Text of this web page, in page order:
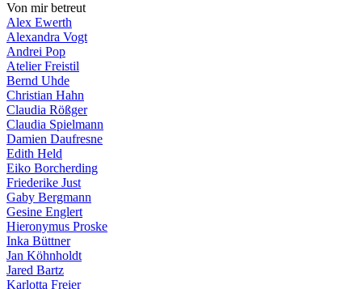
Von mir betreut
Alex Ewerth
Alexandra Vogt
Andrei Pop
Atelier Freistil
Bernd Uhde
Christian Hahn
Claudia Rößger
Claudia Spielmann
Damien Daufresne
Edith Held
Eiko Borcherding
Friederike Just
Gaby Bergmann
Gesine Englert
Hieronymus Proske
Inka Büttner
Jan Köhnholdt
Jared Bartz
Karlotta Freier